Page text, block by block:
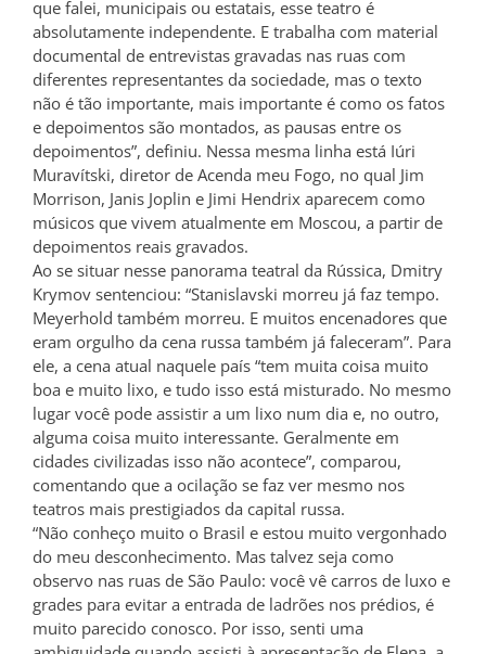
que falei, municipais ou estatais, esse teatro é
absolutamente independente. E trabalha com material
documental de entrevistas gravadas nas ruas com
diferentes representantes da sociedade, mas o texto
não é tão importante, mais importante é como os fatos
e depoimentos são montados, as pausas entre os
depoimentos”, definiu. Nessa mesma linha está Iúri
Muravítski, diretor de Acenda meu Fogo, no qual Jim
Morrison, Janis Joplin e Jimi Hendrix aparecem como
músicos que vivem atualmente em Moscou, a partir de
depoimentos reais gravados.
Ao se situar nesse panorama teatral da Rússica, Dmitry
Krymov sentenciou: “Stanislavski morreu já faz tempo.
Meyerhold também morreu. E muitos encenadores que
eram orgulho da cena russa também já faleceram”. Para
ele, a cena atual naquele país “tem muita coisa muito
boa e muito lixo, e tudo isso está misturado. No mesmo
lugar você pode assistir a um lixo num dia e, no outro,
alguma coisa muito interessante. Geralmente em
cidades civilizadas isso não acontece”, comparou,
comentando que a ocilação se faz ver mesmo nos
teatros mais prestigiados da capital russa.
“Não conheço muito o Brasil e estou muito vergonhado
do meu desconhecimento. Mas talvez seja como
observo nas ruas de São Paulo: você vê carros de luxo e
grades para evitar a entrada de ladrões nos prédios, é
muito parecido conosco. Por isso, senti uma